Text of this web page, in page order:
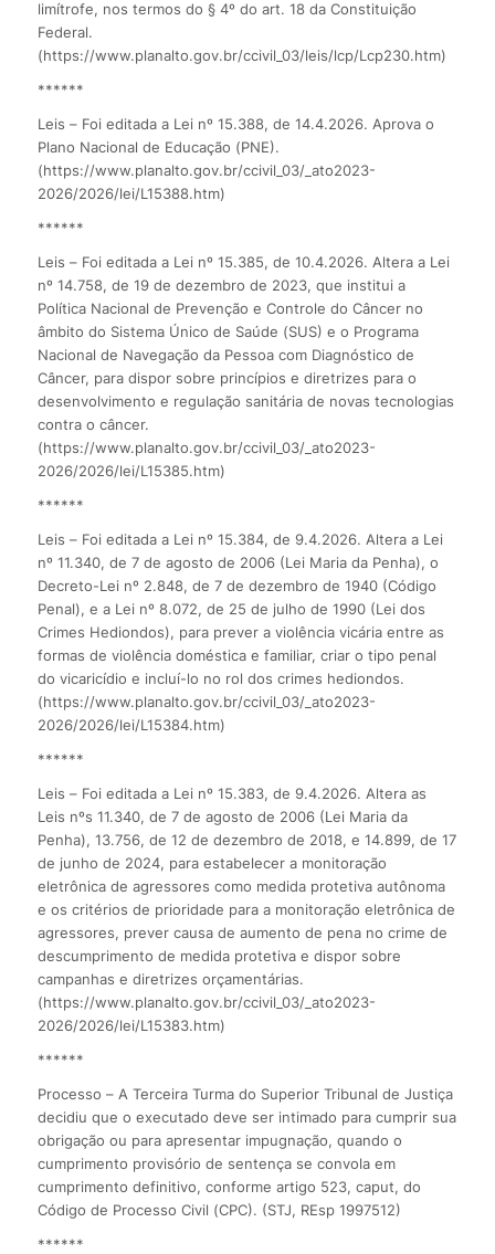
limítrofe, nos termos do § 4º do art. 18 da Constituição
Federal.
(https://www.planalto.gov.br/ccivil_03/leis/lcp/Lcp230.htm)
******
Leis – Foi editada a Lei nº 15.388, de 14.4.2026. Aprova o
Plano Nacional de Educação (PNE).
(https://www.planalto.gov.br/ccivil_03/_ato2023-
2026/2026/lei/L15388.htm)
******
Leis – Foi editada a Lei nº 15.385, de 10.4.2026. Altera a Lei
nº 14.758, de 19 de dezembro de 2023, que institui a
Política Nacional de Prevenção e Controle do Câncer no
âmbito do Sistema Único de Saúde (SUS) e o Programa
Nacional de Navegação da Pessoa com Diagnóstico de
Câncer, para dispor sobre princípios e diretrizes para o
desenvolvimento e regulação sanitária de novas tecnologias
contra o câncer.
(https://www.planalto.gov.br/ccivil_03/_ato2023-
2026/2026/lei/L15385.htm)
******
Leis – Foi editada a Lei nº 15.384, de 9.4.2026. Altera a Lei
nº 11.340, de 7 de agosto de 2006 (Lei Maria da Penha), o
Decreto-Lei nº 2.848, de 7 de dezembro de 1940 (Código
Penal), e a Lei nº 8.072, de 25 de julho de 1990 (Lei dos
Crimes Hediondos), para prever a violência vicária entre as
formas de violência doméstica e familiar, criar o tipo penal
do vicaricídio e incluí-lo no rol dos crimes hediondos.
(https://www.planalto.gov.br/ccivil_03/_ato2023-
2026/2026/lei/L15384.htm)
******
Leis – Foi editada a Lei nº 15.383, de 9.4.2026. Altera as
Leis nºs 11.340, de 7 de agosto de 2006 (Lei Maria da
Penha), 13.756, de 12 de dezembro de 2018, e 14.899, de 17
de junho de 2024, para estabelecer a monitoração
eletrônica de agressores como medida protetiva autônoma
e os critérios de prioridade para a monitoração eletrônica de
agressores, prever causa de aumento de pena no crime de
descumprimento de medida protetiva e dispor sobre
campanhas e diretrizes orçamentárias.
(https://www.planalto.gov.br/ccivil_03/_ato2023-
2026/2026/lei/L15383.htm)
******
Processo – A Terceira Turma do Superior Tribunal de Justiça
decidiu que o executado deve ser intimado para cumprir sua
obrigação ou para apresentar impugnação, quando o
cumprimento provisório de sentença se convola em
cumprimento definitivo, conforme artigo 523, caput, do
Código de Processo Civil (CPC). (STJ, REsp 1997512)
******